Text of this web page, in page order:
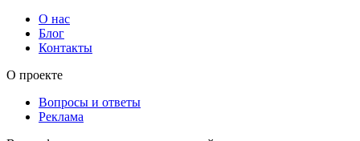
О нас
Блог
Контакты
О проекте
Вопросы и ответы
Реклама